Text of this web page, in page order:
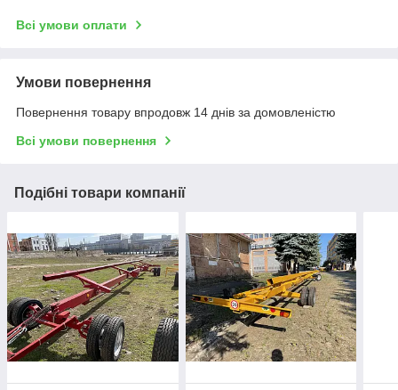
Всі умови оплати
Умови повернення
Повернення товару впродовж 14 днів за домовленістю
Всі умови повернення
Подібні товари компанії